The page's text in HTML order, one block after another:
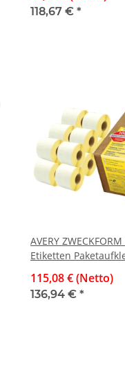
118,67 € *
AVERY
Etiketten
Rollen/2.640 Etiketten
115,08 € (Netto)
136,94 € *